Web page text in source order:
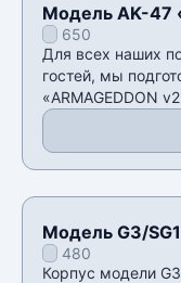
Модель AK-47
CSS v34
650
Для всех наших
гостей, мы
«ARMAGEDDON
Модель G3/
480
Корпус модели